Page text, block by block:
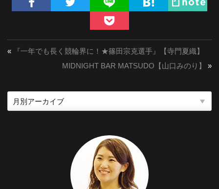
«
『一年でも長く競輪界に！★篠田宗克選手』【寺門夏織】
MIDNIGHT BAR MATSUDO【山口みのり】
»